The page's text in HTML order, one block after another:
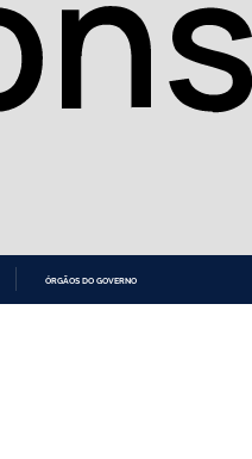
ÓRGÃOS DO GOVERNO